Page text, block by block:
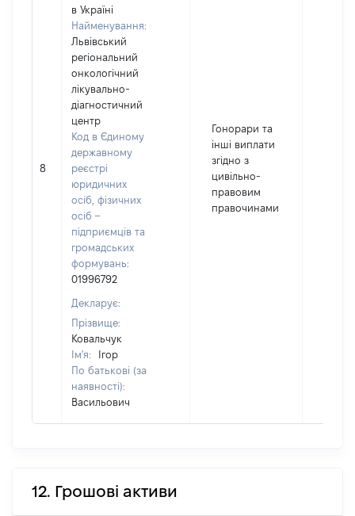
8
в Україні
Найменування:
Львівський
регіональний
онкологічний
лікувально-
діагностичний
центр
Код в Єдиному
державному
реєстрі
юридичних
осіб, фізичних
осіб –
підприємців та
громадських
формувань:
01996792
Декларує:
Прізвище:
Ковальчук
Ім'я:
Ігор
По батькові (за
наявності):
Васильович
Гонорари та
інші виплати
згідно з
цивільно-
правовим
правочинами
12. Грошові активи